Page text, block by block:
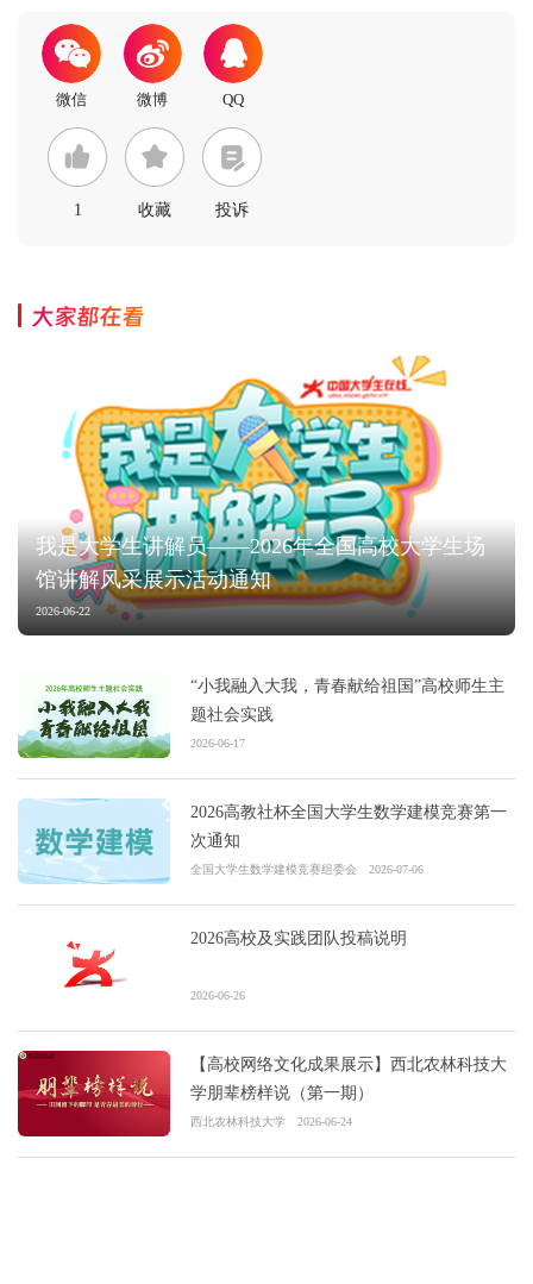
1 收藏 投诉
大家都在看
我是大学生讲解员——2026年全国高校大学生场
馆讲解风采展示活动通知
2026-06-22
“小我融入大我，青春献给祖国”高校师生主
题社会实践
2026-06-17
2026高教社杯全国大学生数学建模竞赛第一
次通知
全国大学生数学建模竞赛组委会 2026-07-06
2026高校及实践团队投稿说明
2026-06-26
【高校网络文化成果展示】西北农林科技大
学朋辈榜样说（第一期）
西北农林科技大学 2026-06-24